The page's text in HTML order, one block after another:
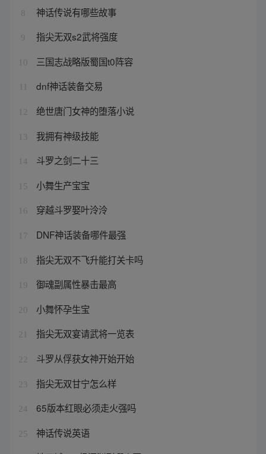
8 神话传说有哪些故事
9 指尖无双s2武将强度
10 三国志战略版蜀国t0阵容
dnf神话装备交易
12 绝世唐门女神的堕落小说
13 我拥有神级技能
14 斗罗之剑二十三
15 小舞生产宝宝
16 穿越斗罗娶叶泠泠
17 DNF神话装备哪件最强
18 指尖无双不飞升能打关卡吗
19 御魂副属性暴击最高
20 小舞怀孕生宝
21 指尖无双宴请武将一览表
22 斗罗从俘获女神开始开始
23 指尖无双甘宁怎么样
24 65版本红眼必须走火强吗
25 神话传说英语